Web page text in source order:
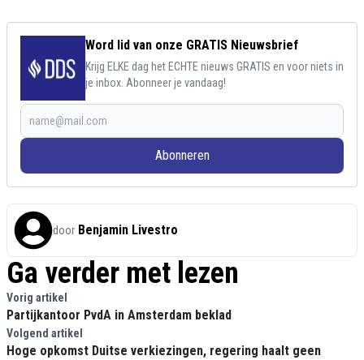
Word lid van onze GRATIS Nieuwsbrief
Krijg ELKE dag het ECHTE nieuws GRATIS en voor niets in
je inbox. Abonneer je vandaag!
Abonneren
door Benjamin Livestro
Ga verder met lezen
Vorig artikel
Partijkantoor PvdA in Amsterdam beklad
Volgend artikel
Hoge opkomst Duitse verkiezingen, regering haalt geen